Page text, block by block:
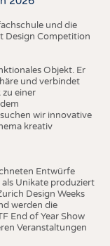
und die
Design Competition
Objekt. Er
und verbindet
einer
wir innovative
kreativ
Entwürfe
Unikate produziert
Design Weeks
werden die
End of Year Show
Veranstaltungen